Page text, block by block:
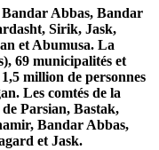
Abbas, Bandar
Sirik, Jask,
et Abumusa. La
69 municipalités et
million de personnes
Les comtés de la
Parsian, Bastak,
Bandar Abbas,
et Jask.